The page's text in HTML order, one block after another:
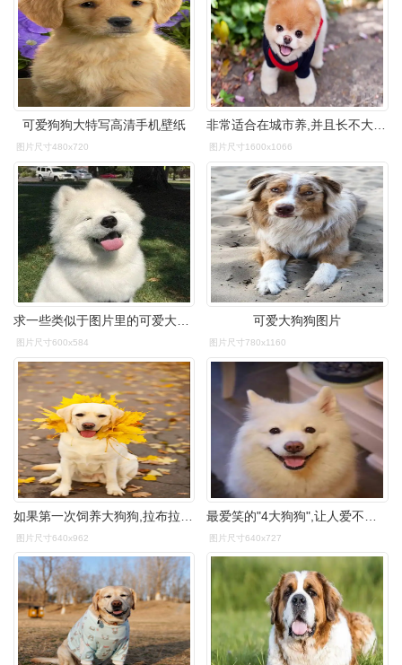
可爱狗狗大特写高清手机壁纸
图片尺寸480x720
非常适合在城市养,并且长不大的狗狗看起来够萌够可爱,不容易吓到人
图片尺寸1600x1066
图片尺寸600x584
可爱大狗狗图片
图片尺寸780x1160
图片尺寸640x962 图片尺寸640x727